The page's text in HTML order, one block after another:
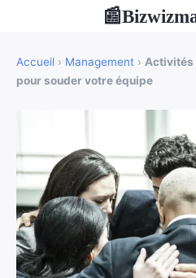
📰
Accueil › Management › Activités
pour souder votre équipe